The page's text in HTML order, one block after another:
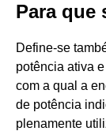
Para que
Define-se
potência ativa
com a qual a
de potência
plenamente